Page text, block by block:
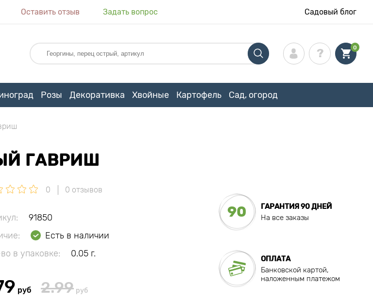
Оставить отзыв Задать вопрос Садовый блог
0
Розы Декоративка Хвойные Картофель Сад, огород
ГАВРИШ
0 0 отзывов
91850
Есть в наличии
в упаковке:
0.05 г.
руб 2.99 руб
90
ГАРАНТИЯ 90 ДНЕЙ
На все заказы
ОПЛАТА
Банковской картой,
наложенным платежом